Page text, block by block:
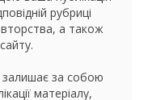
рубриці
а також
залишає за собою
матеріалу,